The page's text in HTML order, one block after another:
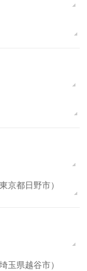
京都日野市）
玉県越谷市）